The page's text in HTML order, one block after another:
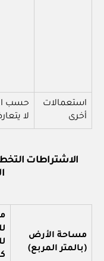
استعمالات
أخرى
حسب
لا
الاشتراطات
مساحة الأرض
(بالمتر المربع)